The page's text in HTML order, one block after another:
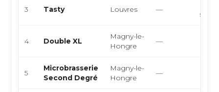
3 Tasty Louvres —
snack
4 Double XL
Magny-le-
Hongre
—
5
Microbrasserie
Second Degré
Magny-le-
Hongre
—